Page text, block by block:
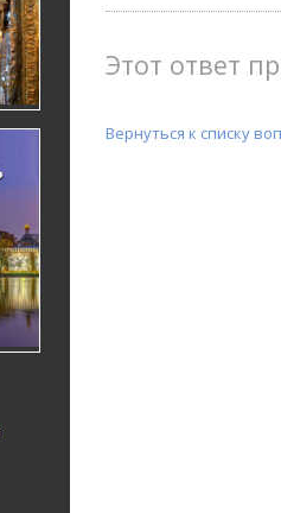
Этот ответ
Вернуться к списку